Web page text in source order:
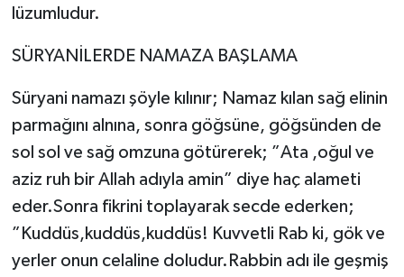
lüzumludur.
SÜRYANİLERDE NAMAZA BAŞLAMA
Süryani namazı şöyle kılınır; Namaz kılan sağ elinin
parmağını alnına, sonra göğsüne, göğsünden de
sol sol ve sağ omzuna götürerek; ”Ata ,oğul ve
aziz ruh bir Allah adıyla amin” diye haç alameti
eder.Sonra fikrini toplayarak secde ederken;
”Kuddüs,kuddüs,kuddüs! Kuvvetli Rab ki, gök ve
yerler onun celaline doludur.Rabbin adı ile geşmiş